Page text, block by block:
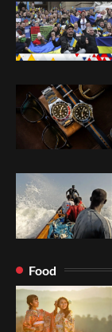
Food